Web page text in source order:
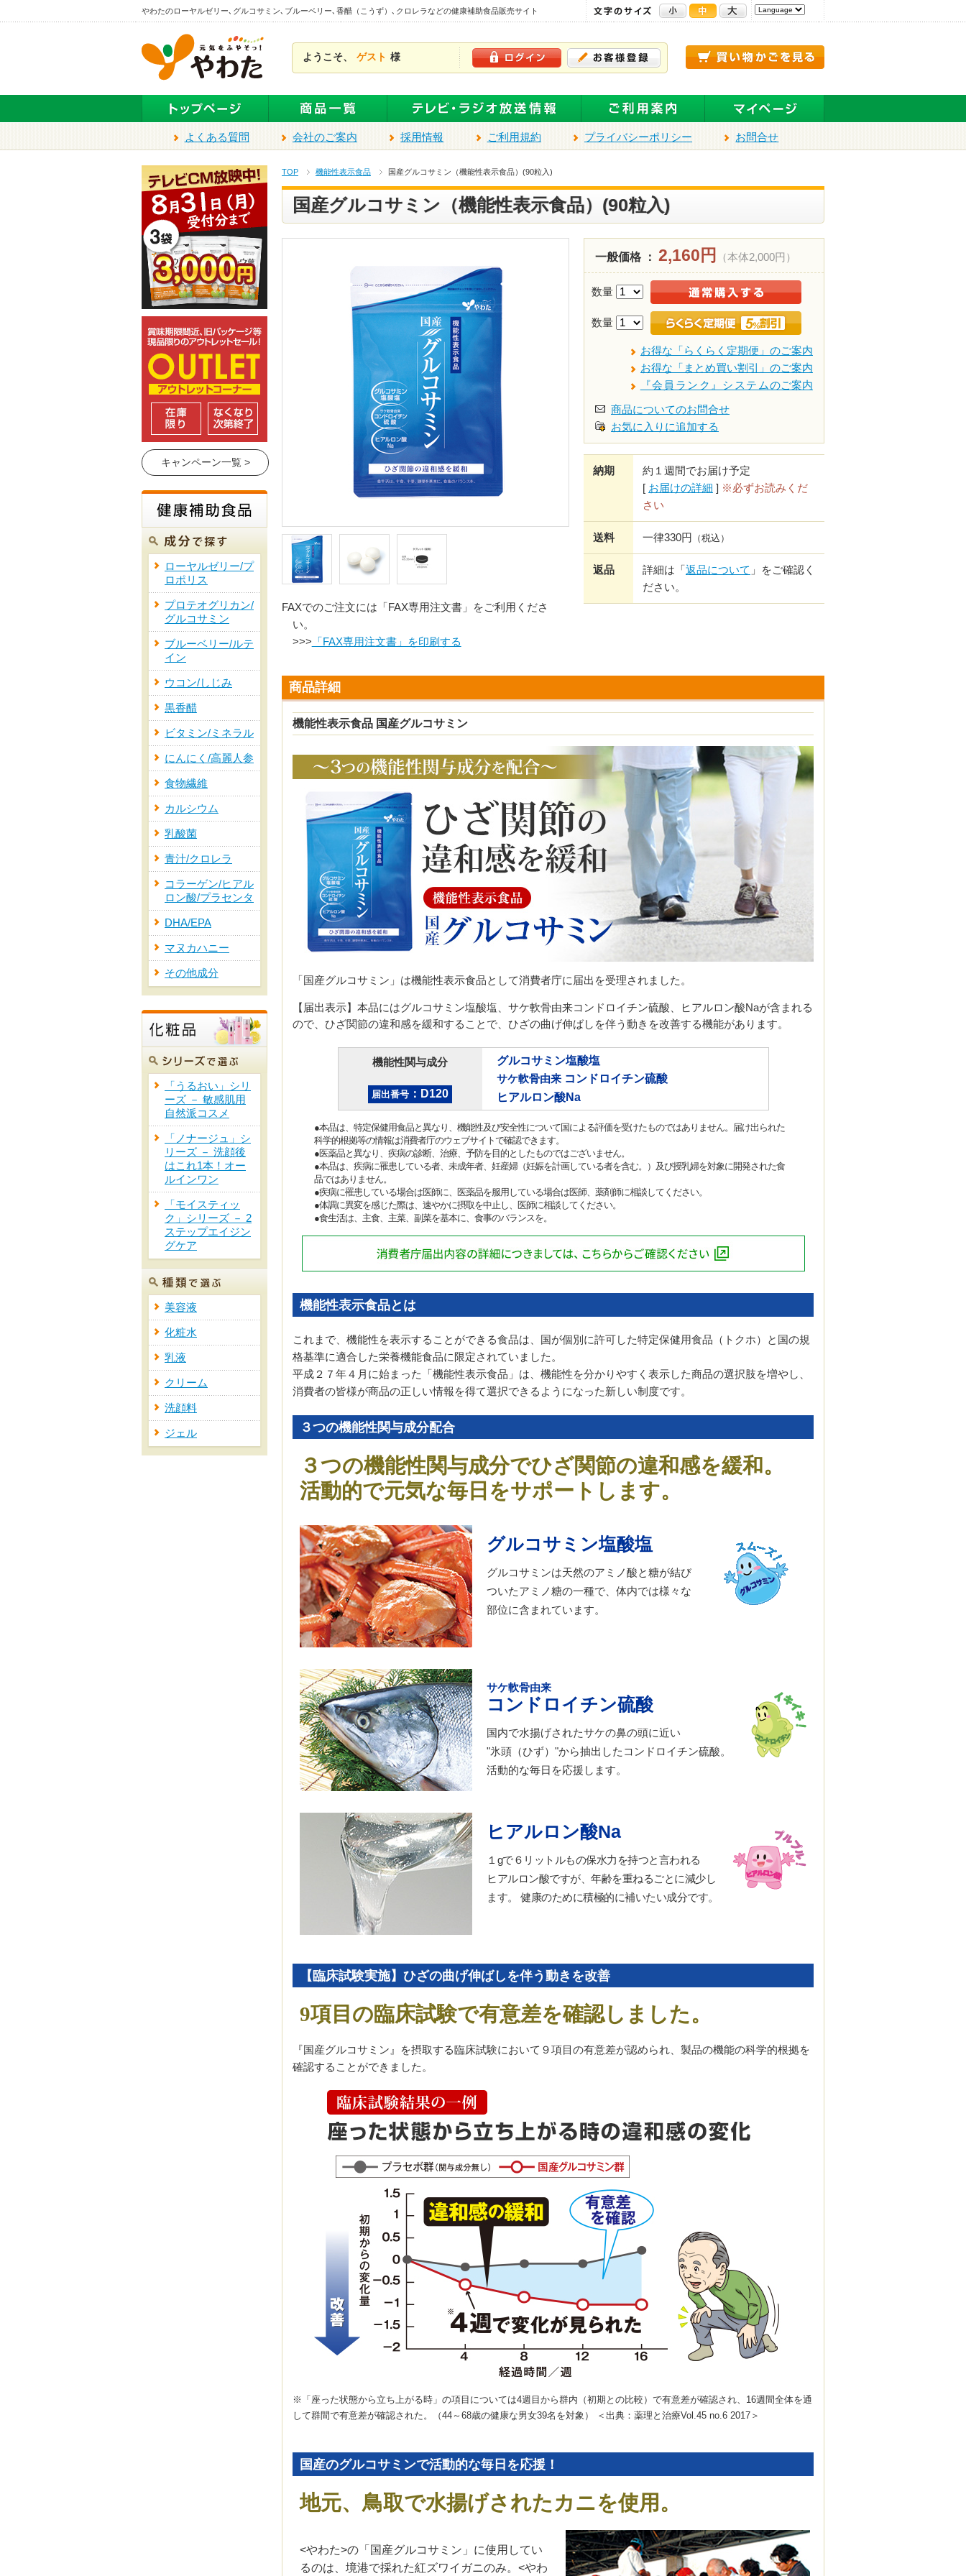
本
文
ま
で
キ
やわたのローヤルゼリー､グルコサミン､ブルーベリー､香醋（こうず）､クロレラなどの健康補助食品販売サイト
ようこそ、 ゲスト 様
よくある質問 会社のご案内 採用情報 ご利用規約 プライバシーポリシー お問合せ
TOP 機能性表示食品 国産グルコサミン（機能性表示食品）(90粒入)
国産グルコサミン（機能性表示食品）(90粒入)
FAXでのご注文には「FAX専用注文書」をご利用くださ
い。
>>> 「FAX専用注文書」を印刷する
一般価格 ： 2,160円 （本体2,000円）
数量
数量
お得な「らくらく定期便」のご案内
お得な「まとめ買い割引」のご案内
『会員ランク』システムのご案内
商品についてのお問合せ
お気に入りに追加する
納期
約１週間でお届け予定
[ お届けの詳細 ] ※必ずお読みくだ
さい
送料 一律330円 （税込）
返品 詳細は「 返品について 」をご確認く
ださい。
商品詳細
機能性表示食品 国産グルコサミン
「国産グルコサミン」は機能性表示食品として消費者庁に届出を受理されました。
【届出表示】本品にはグルコサミン塩酸塩、サケ軟骨由来コンドロイチン硫酸、ヒアルロン酸Naが含まれる
ので、ひざ関節の違和感を緩和することで、ひざの曲げ伸ばしを伴う動きを改善する機能があります。
機能性関与成分 グルコサミン塩酸塩
サケ軟骨由来コンドロイチン硫酸
ヒアルロン酸Na
届出番号 ：D120
●本品は、特定保健用食品と異なり、機能性及び安全性について国による評価を受けたものではありません。届け出られた
科学的根拠等の情報は消費者庁のウェブサイトで確認できます。
●医薬品と異なり、疾病の診断、治療、予防を目的としたものではございません。
●本品は、疾病に罹患している者、未成年者、妊産婦（妊娠を計画している者を含む。）及び授乳婦を対象に開発された食
品ではありません。
●疾病に罹患している場合は医師に、医薬品を服用している場合は医師、薬剤師に相談してください。
●体調に異変を感じた際は、速やかに摂取を中止し、医師に相談してください。
●食生活は、主食、主菜、副菜を基本に、食事のバランスを。
機能性表示食品とは
これまで、機能性を表示することができる食品は、国が個別に許可した特定保健用食品（トクホ）と国の規
格基準に適合した栄養機能食品に限定されていました。
平成２７年４月に始まった「機能性表示食品」は、機能性を分かりやすく表示した商品の選択肢を増やし、
消費者の皆様が商品の正しい情報を得て選択できるようになった新しい制度です。
３つの機能性関与成分配合
３つの機能性関与成分でひざ関節の違和感を緩和。
活動的で元気な毎日をサポートします。
グルコサミン塩酸塩
グルコサミンは天然のアミノ酸と糖が結び
ついたアミノ糖の一種で、体内では様々な
部位に含まれています。
サケ軟骨由来
コンドロイチン硫酸
国内で水揚げされたサケの鼻の頭に近い
"氷頭（ひず）"から抽出したコンドロイチン硫酸。
活動的な毎日を応援します。
ヒアルロン酸Na
１gで６リットルもの保水力を持つと言われる
ヒアルロン酸ですが、年齢を重ねるごとに減少し
ます。 健康のために積極的に補いたい成分です。
【臨床試験実施】ひざの曲げ伸ばしを伴う動きを改善
9項目の臨床試験で有意差を確認しました。
『国産グルコサミン』を摂取する臨床試験において９項目の有意差が認められ、製品の機能の科学的根拠を
確認することができました。
※「座った状態から立ち上がる時」の項目については4週目から群内（初期との比較）で有意差が確認され、16週間全体を通
して群間で有意差が確認された。（44～68歳の健康な男女39名を対象） ＜出典：薬理と治療Vol.45 no.6 2017＞
国産のグルコサミンで活動的な毎日を応援！
地元、鳥取で水揚げされたカニを使用。
<やわた>の「国産グルコサミン」に使用してい
るのは、境港で採れた紅ズワイガニのみ。<やわ
キャンペーン一覧 >
ローヤルゼリー/プ
ロポリス
プロテオグリカン/
グルコサミン
ブルーベリー/ルテ
イン
ウコン/しじみ
黒香醋
ビタミン/ミネラル
にんにく/高麗人参
食物繊維
カルシウム
乳酸菌
青汁/クロレラ
コラーゲン/ヒアル
ロン酸/プラセンタ
DHA/EPA
マヌカハニー
その他成分
「うるおい」シリ
ーズ － 敏感肌用
自然派コスメ
「ノナージュ」シ
リーズ － 洗顔後
はこれ1本！オー
ルインワン
「モイスティッ
ク」シリーズ － 2
ステップエイジン
グケア
美容液
化粧水
乳液
クリーム
洗顔料
ジェル